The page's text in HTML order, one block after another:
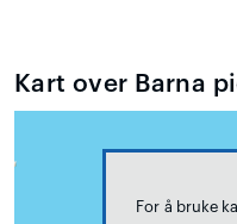
Kart over Barna
For å bruke